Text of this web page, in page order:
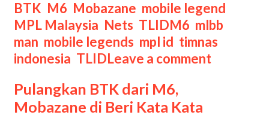
Categories
BTK M6 Mobazane mobile legend
MPL Malaysia Nets TLIDTags
M6 mlbb
man mobile legends mpl id timnas
indonesia TLIDLeave a comment
Pulangkan BTK dari M6,
Mobazane di Beri Kata Kata